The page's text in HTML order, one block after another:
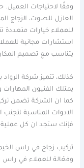
وفقًا لاحتياجات العميل.
العازل للصوت، الزجاج
للعملاء خيارات
استشارات مجانية
يتناسب مع تصميم المكان
كذلك، تتميز شركة
يمتلك الفنيون المهارات
كما ان الشركة تضمن
الادوات المناسبة لتجنب
فإنك ستجد ان كل عملية
تركيب زجاج في راس
وفعّالة للعملاء في راس